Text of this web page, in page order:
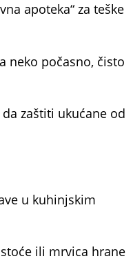
apoteka“ za teške
neko počasno, čisto
zaštiti ukućane od
u kuhinjskim
ili mrvica hrane